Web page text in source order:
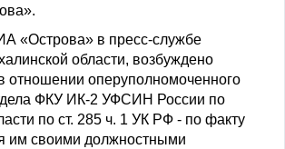
«Острова» в пресс-службе
области, возбуждено
отношении оперуполномоченного
ФКУ ИК-2 УФСИН России по
по ст. 285 ч. 1 УК РФ - по факту
им своими должностными